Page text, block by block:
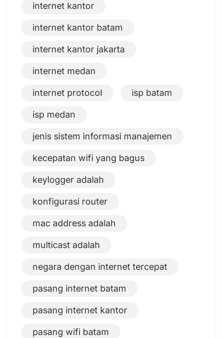
internet kantor
internet kantor batam
internet kantor jakarta
internet medan
internet protocol isp batam
isp medan
jenis sistem informasi manajemen
kecepatan wifi yang bagus
keylogger adalah
konfigurasi router
mac address adalah
multicast adalah
negara dengan internet tercepat
pasang internet batam
pasang internet kantor
pasang wifi batam